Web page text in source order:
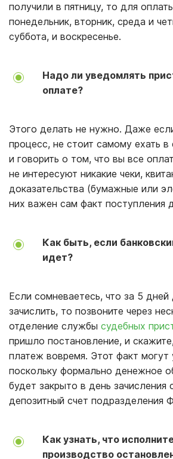
получили в пятницу, то для
понедельник, вторник, среда и
суббота, и воскресенье.
Надо ли уведомлять
оплате?
Этого делать не нужно. Даже
процесс, не стоит самому ехать
и говорить о том, что вы все
не интересуют никакие чеки,
доказательства (бумажные или
них важен сам факт поступления
Как быть, если
идет?
Если сомневаетесь, что за 5 дней
зачислить, то позвоните через
отделение службы судебных
пришло постановление, и
платеж вовремя. Этот факт могут
поскольку формально денежное
будет закрыто в день зачисления
депозитный счет подразделения
Как узнать, что
производство